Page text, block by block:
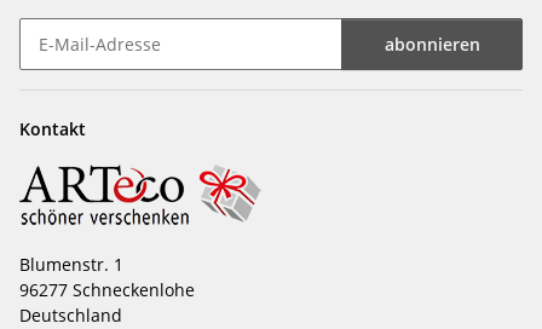
abonnieren
Kontakt
Blumenstr. 1
96277 Schneckenlohe
Deutschland